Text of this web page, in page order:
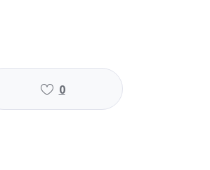
0